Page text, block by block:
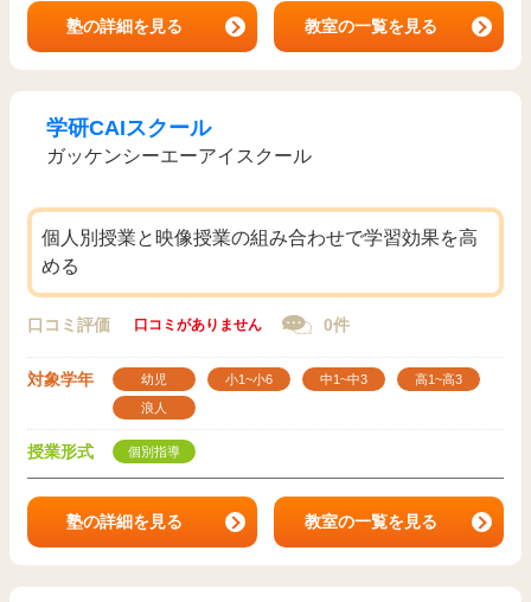
塾の詳細を見る 教室の一覧を見る
学研CAIスクール
ガッケンシーエーアイスクール
個人別授業と映像授業の組み合わせで学習効果を高
める
口コミ評価 口コミがありません 0件
対象学年 幼児 小1~小6 中1~中3
高1~高3
浪人
授業形式 個別指導
塾の詳細を見る 教室の一覧を見る